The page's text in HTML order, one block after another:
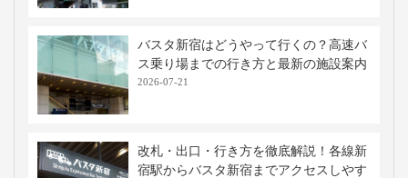
バスタ新宿はどうやって行くの？高速バ
ス乗り場までの行き方と最新の施設案内
2026-07-21
改札・出口・行き方を徹底解説！各線新
宿駅からバスタ新宿までアクセスしやす